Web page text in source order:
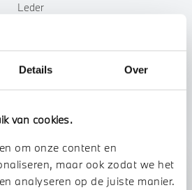
Details Over
van cookies.
om onze content en
maar ook zodat we het
analyseren op de juiste manier.
Stap 1 van 3
Leder